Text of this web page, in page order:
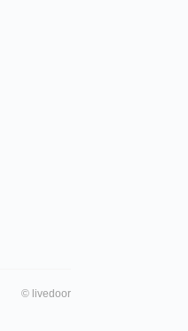
© livedoor